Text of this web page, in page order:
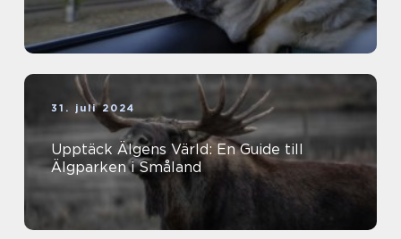
31. juli 2024
Upptäck Älgens Värld: En Guide till
Älgparken i Småland